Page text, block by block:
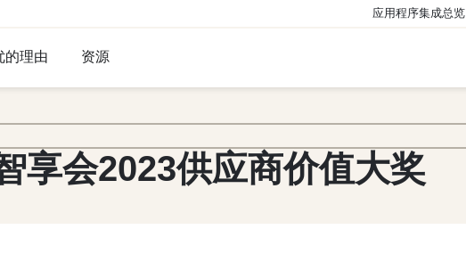
应用程序集成总览
的理由 资源
享会2023供应商价值大奖